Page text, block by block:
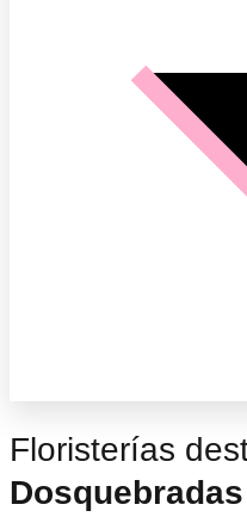
Floristerías
Dosquebradas